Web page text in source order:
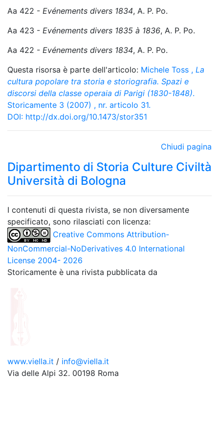
Aa 422 - Evénements divers 1834, A. P. Po.
Aa 423 - Evénements divers 1835 à 1836, A. P. Po.
Aa 422 - Evénements divers 1834, A. P. Po.
Questa risorsa è parte dell'articolo: Michele Toss , La
cultura popolare tra storia e storiografia. Spazi e
discorsi della classe operaia di Parigi (1830-1848).
Storicamente 3 (2007) , nr. articolo 31.
DOI: http://dx.doi.org/10.1473/stor351
Chiudi pagina
Dipartimento di Storia Culture Civiltà
Università di Bologna
I contenuti di questa rivista, se non diversamente
specificato, sono rilasciati con licenza:
Creative Commons Attribution-
NonCommercial-NoDerivatives 4.0 International
License 2004- 2026
Storicamente è una rivista pubblicata da
www.viella.it / info@viella.it
Via delle Alpi 32. 00198 Roma